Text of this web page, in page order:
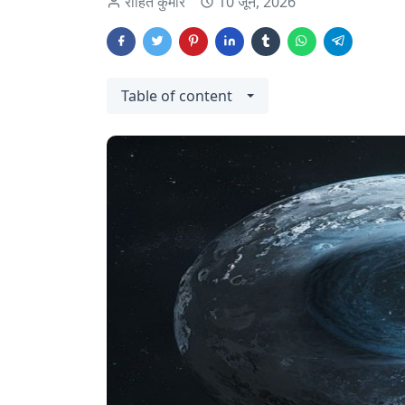
Table of content